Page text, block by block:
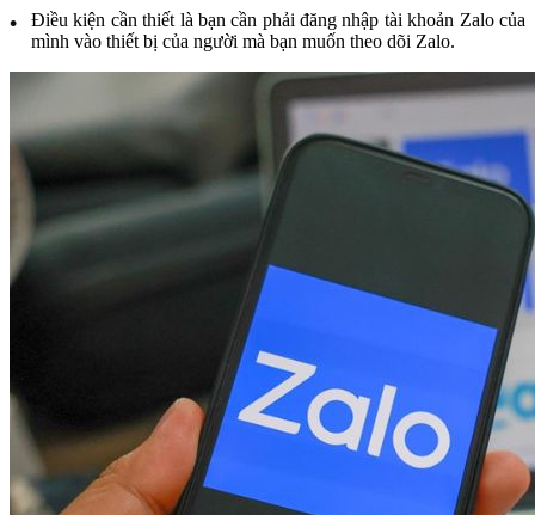
Điều kiện cần thiết là bạn cần phải đăng nhập tài khoản Zalo của
mình vào thiết bị của người mà bạn muốn theo dõi Zalo.